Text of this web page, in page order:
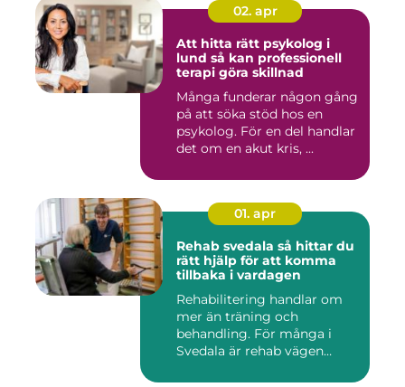
02. apr
Att hitta rätt psykolog i
lund så kan professionell
terapi göra skillnad
Många funderar någon gång
på att söka stöd hos en
psykolog. För en del handlar
det om en akut kris, ...
01. apr
Rehab svedala så hittar du
rätt hjälp för att komma
tillbaka i vardagen
Rehabilitering handlar om
mer än träning och
behandling. För många i
Svedala är rehab vägen